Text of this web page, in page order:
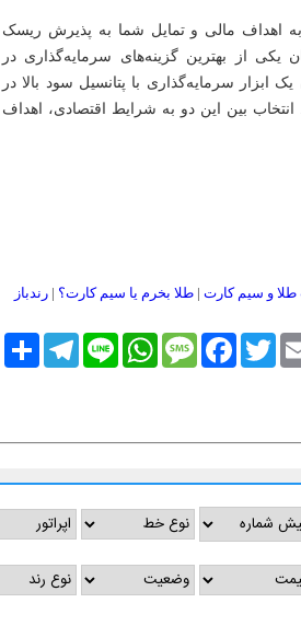
به اهداف مالی و تمایل شما به پذیرش ریسک
یکی از بهترین گزینه‌های سرمایه‌گذاری در
ابزار سرمایه‌گذاری با پتانسیل سود بالا در
بین این دو به شرایط اقتصادی، اهداف
و سیم کارت | طلا بخرم یا سیم کارت؟ | رندباز
اشتراکTelegram Line
WhatsAppMessageFacebookTwitter